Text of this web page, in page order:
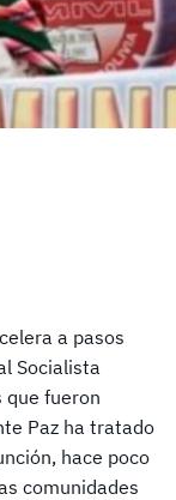
a pasos
Socialista
que fueron
Paz ha tratado
hace poco
comunidades